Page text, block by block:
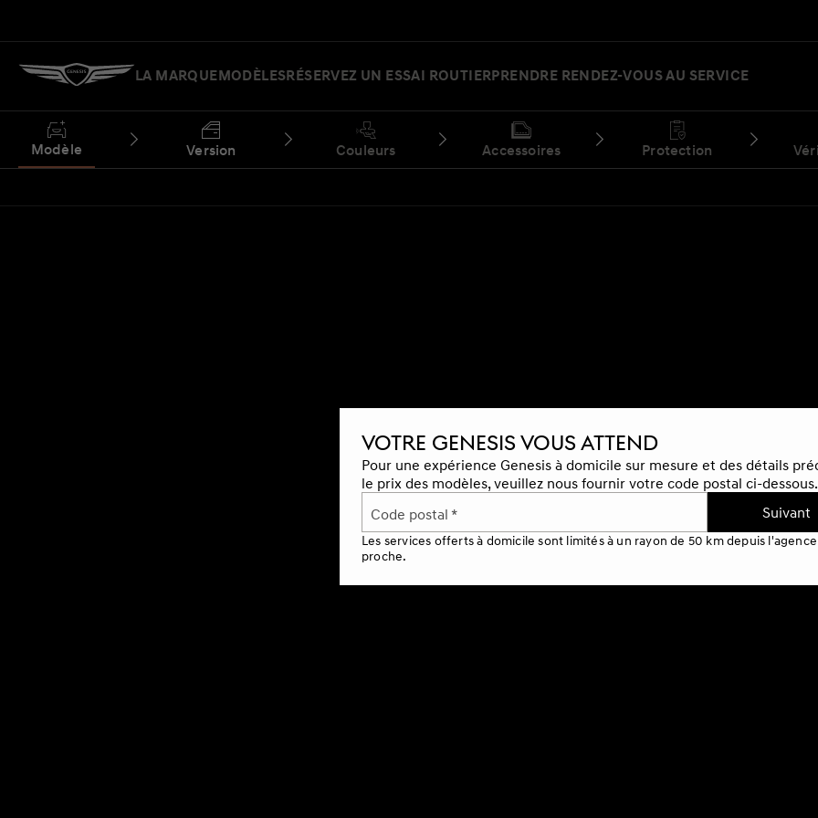
LA MARQUEMODÈLESRÉSERVEZ UN ESSAI ROUTIERPRENDRE RENDEZ-VOUS AU SERVICE
VOTRE GENESIS VOUS ATTEND
Pour une expérience Genesis à domicile sur mesure et des détails
le prix des modèles, veuillez nous fournir votre code postal ci-dessous.
Code postal *
Suivant
Les services offerts à domicile sont limités à un rayon de 50 km depuis l'agence
proche.
Modèle Version Couleurs Accessoires Protection